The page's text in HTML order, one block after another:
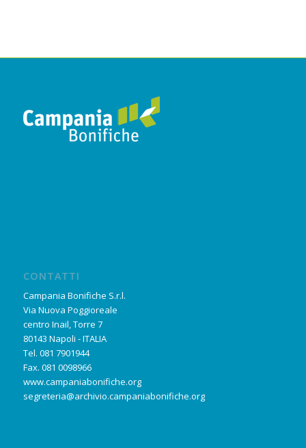
CONTATTI
Campania Bonifiche S.r.l.
Via Nuova Poggioreale
centro Inail, Torre 7
80143 Napoli - ITALIA
Tel. 081 7901944
Fax. 081 0098966
www.campaniabonifiche.org
segreteria@archivio.campaniabonifiche.org